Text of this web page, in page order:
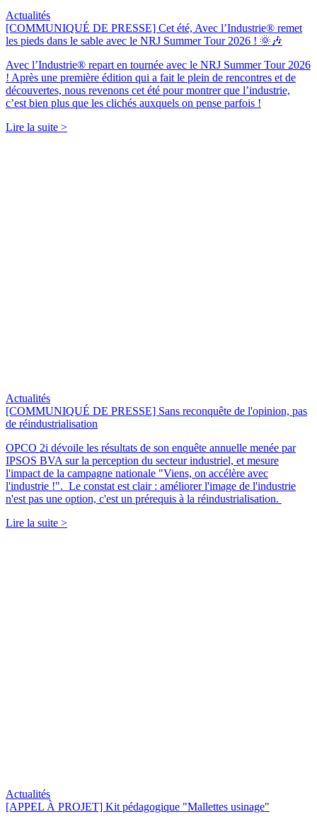
Actualités
[COMMUNIQUÉ DE PRESSE] Cet été, Avec l’Industrie® remet
les pieds dans le sable avec le NRJ Summer Tour 2026 ! 🌞🎶
Avec l’Industrie® repart en tournée avec le NRJ Summer Tour 2026
! Après une première édition qui a fait le plein de rencontres et de
découvertes, nous revenons cet été pour montrer que l’industrie,
c’est bien plus que les clichés auxquels on pense parfois !
Lire la suite >
Actualités
[COMMUNIQUÉ DE PRESSE] Sans reconquête de l'opinion, pas
de réindustrialisation
OPCO 2i dévoile les résultats de son enquête annuelle menée par
IPSOS BVA sur la perception du secteur industriel, et mesure
l'impact de la campagne nationale "Viens, on accélère avec
l'industrie !". Le constat est clair : améliorer l'image de l'industrie
n'est pas une option, c'est un prérequis à la réindustrialisation.
Lire la suite >
Actualités
[APPEL À PROJET] Kit pédagogique "Mallettes usinage"